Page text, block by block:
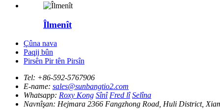
Îlmenît
Çûna nava
Paqij bûn
Pirsên Pir tên Pirsîn
Tel: +86-592-5767906
E-name: sales@sunbangtio2.com
Whatsapp: Roxy Kong Sînî Fred lî Selîna
Navnîşan: Hejmara 2366 Fangzhong Road, Huli District,